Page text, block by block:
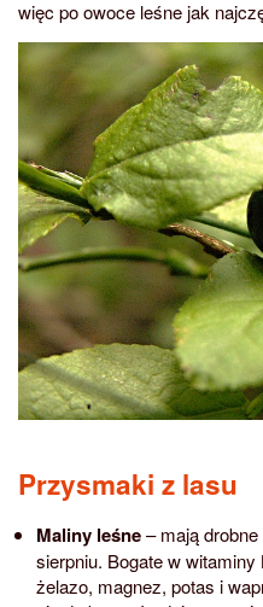
więc po owoce leśne jak
Przysmaki z lasu
Maliny leśne– mają
sierpniu. Bogate w
żelazo, magnez, potas i